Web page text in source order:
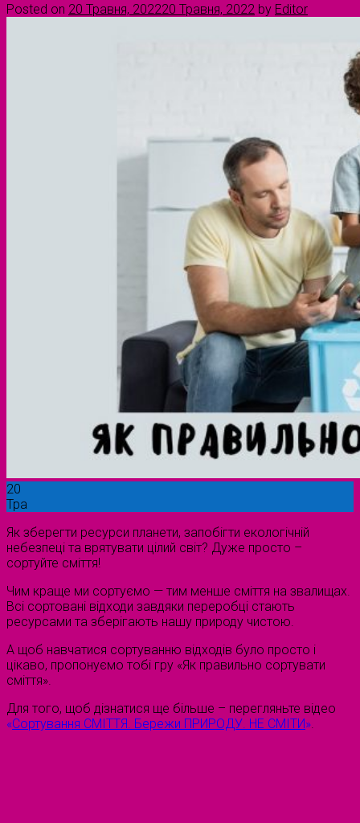
Posted on 20 Травня, 202220 Травня, 2022 by Editor
20
Тра
Як зберегти ресурси планети, запобігти екологічній
небезпеці та врятувати цілий світ? Дуже просто –
сортуйте сміття!
Чим краще ми сортуємо — тим менше сміття на звалищах.
Всі сортовані відходи завдяки переробці стають
ресурсами та зберігають нашу природу чистою.
А щоб навчатися сортуванню відходів було просто і
цікаво, пропонуємо тобі гру «Як правильно сортувати
сміття».
Для того, щоб дізнатися ще більше – перегляньте відео
«Сортування СМІТТЯ. Бережи ПРИРОДУ. НЕ СМІТИ».